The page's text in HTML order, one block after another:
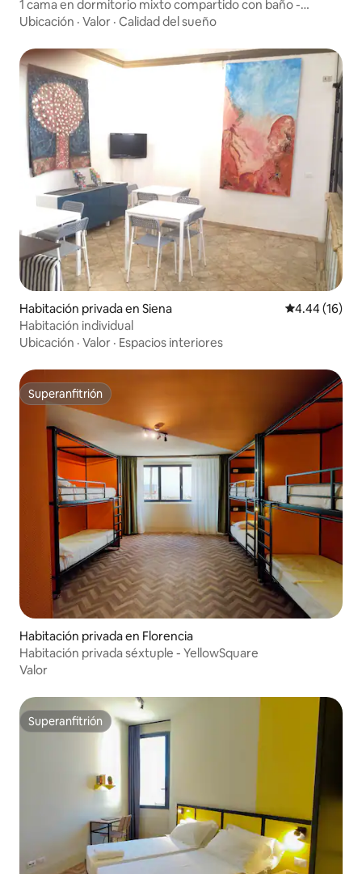
1 cama en dormitorio mixto compartido con baño -
YellowSquare
Ubicación · Valor · Calidad del sueño
Habitación privada en Siena Calificación
4.44 (16)
Habitación individual
Ubicación · Valor · Espacios interiores
Superanfitrión
Superanfitrión
Habitación privada en Florencia
Habitación privada séxtuple - YellowSquare
Valor
Superanfitrión
Superanfitrión